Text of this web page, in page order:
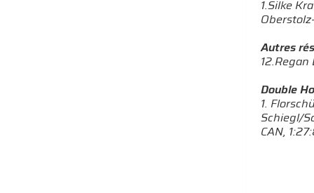
1.Silke
Autres
Double
1.
Schiegl/
CAN,